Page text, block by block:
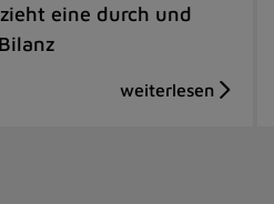
eine durch und